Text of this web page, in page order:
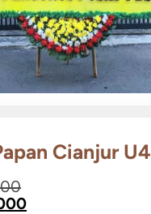
Cianjur U4